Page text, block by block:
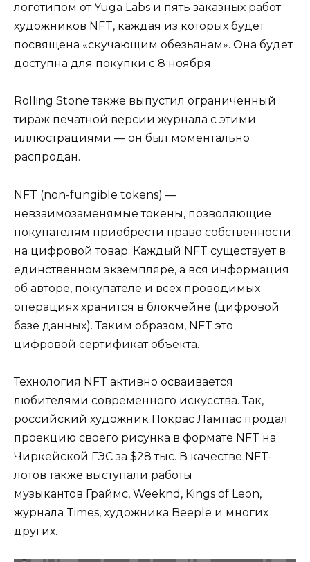
логотипом от Yuga Labs и пять заказных работ
художников NFT, каждая из которых будет
посвящена «скучающим обезьянам». Она будет
доступна для покупки с 8 ноября.
Rolling Stone также выпустил ограниченный
тираж печатной версии журнала с этими
иллюстрациями — он был моментально
распродан.
NFT (non-fungible tokens) —
невзаимозаменямые токены, позволяющие
покупателям приобрести право собственности
на цифровой товар. Каждый NFT существует в
единственном экземпляре, а вся информация
об авторе, покупателе и всех проводимых
операциях хранится в блокчейне (цифровой
базе данных). Таким образом, NFT это
цифровой сертификат объекта.
Технология NFT активно осваивается
любителями современного искусства. Так,
российский художник Покрас Лампас продал
проекцию своего рисунка в формате NFT на
Чиркейской ГЭС за $28 тыс. В качестве NFT-
лотов также выступали работы
музыкантов Граймс, Weeknd, Kings of Leon,
журнала Times, художника Beeple и многих
других.